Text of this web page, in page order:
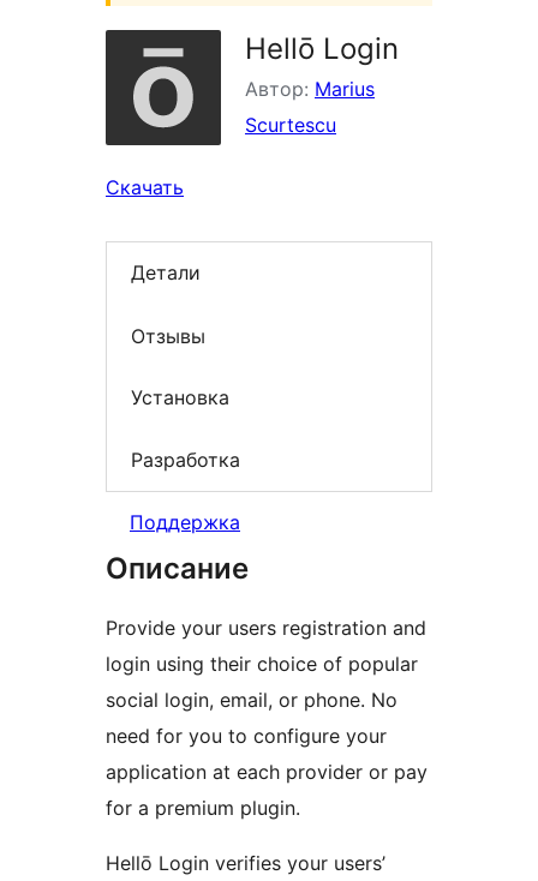
Hellō Login
Автор: Marius
Scurtescu
Скачать
Детали
Отзывы
Установка
Разработка
Поддержка
Описание
Provide your users registration and
login using their choice of popular
social login, email, or phone. No
need for you to configure your
application at each provider or pay
for a premium plugin.
Hellō Login verifies your users’